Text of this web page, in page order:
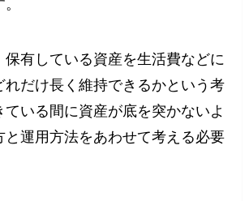
保有している資産を生活費などに
れだけ長く維持できるかという考
ている間に資産が底を突かないよ
と運用方法をあわせて考える必要